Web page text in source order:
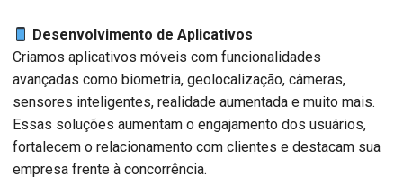
Desenvolvimento de Aplicativos
Criamos aplicativos móveis com funcionalidades
avançadas como biometria, geolocalização, câmeras,
sensores inteligentes, realidade aumentada e muito mais.
Essas soluções aumentam o engajamento dos usuários,
fortalecem o relacionamento com clientes e destacam sua
empresa frente à concorrência.